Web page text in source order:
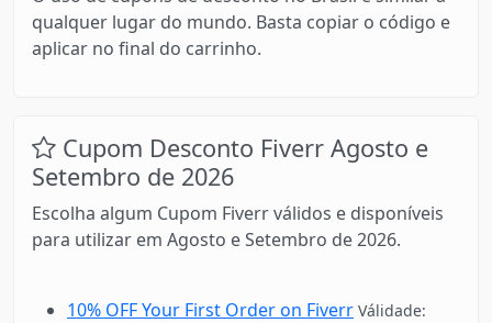
qualquer lugar do mundo. Basta copiar o código e
aplicar no final do carrinho.
Cupom Desconto Fiverr Agosto e
Setembro de 2026
Escolha algum Cupom Fiverr válidos e disponíveis
para utilizar em Agosto e Setembro de 2026.
10% OFF Your First Order on Fiverr Válidade: